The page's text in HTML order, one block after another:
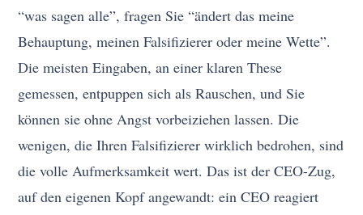
“was sagen alle”, fragen Sie “ändert das meine
Behauptung, meinen Falsifizierer oder meine Wette”.
Die meisten Eingaben, an einer klaren These
gemessen, entpuppen sich als Rauschen, und Sie
können sie ohne Angst vorbeiziehen lassen. Die
wenigen, die Ihren Falsifizierer wirklich bedrohen, sind
die volle Aufmerksamkeit wert. Das ist der CEO-Zug,
auf den eigenen Kopf angewandt: ein CEO reagiert